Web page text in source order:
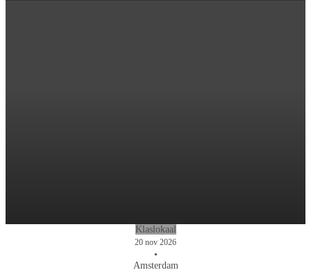
Klaslokaal
20 nov 2026
•
Amsterdam